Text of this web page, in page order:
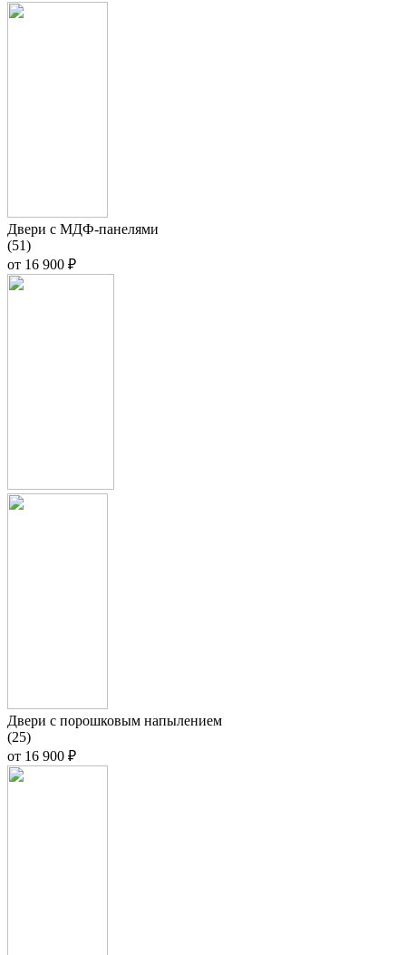
Двери с МДФ-панелями
(51)
от 16 900 ₽
Двери с порошковым напылением
(25)
от 16 900 ₽